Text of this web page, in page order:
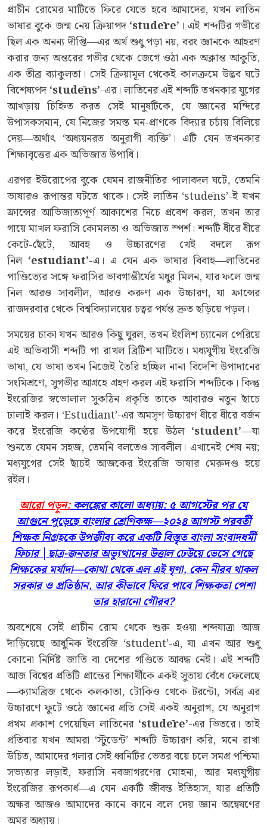
প্রাচীন রোমের মাটিতে ফিরে যেতে হবে আমাদের, যখন লাতিন
ভাষার বুকে জন্ম নেয় ক্রিয়াপদ‘studēre’ । এই শব্দটির গভীরে
ছিল এক অনন্য দীপ্তি—এর অর্থ শুধু পড়া নয়, বরং জ্ঞানকে আহরণ
করার জন্য অন্তরের গভীর থেকে জেগে ওঠা এক অক্লান্ত আকুতি,
এক তীব্র ব্যাকুলতা। সেই ক্রিয়ামূল থেকেই কালক্রমে উদ্ভব ঘটে
বিশেষ্যপদ‘studēns’-এর। লাতিনের এই শব্দটি তখনকার যুগের
আখড়ায় চিহ্নিত করত সেই মানুষটিকে, যে জ্ঞানের মন্দিরে
উপাসকসমান, যে নিজের সমস্ত মন-প্রাণকে বিদ্যার চর্চায় বিলিয়ে
দেয়—অর্থাৎ ‘অধ্যয়নরত অনুরাগী ব্যক্তি’। এটি যেন তখনকার
শিক্ষাবৃত্তের এক অভিজাত উপাধি।
এরপর ইউরোপের বুকে যেমন রাজনীতির পালাবদল ঘটে, তেমনি
ভাষারও রূপান্তর ঘটতে থাকে। সেই লাতিন ‘studēns’-ই যখন
ফ্রান্সের আভিজাত্যপূর্ণ আকাশের নিচে প্রবেশ করল, তখন তার
গায়ে মাখল ফরাসি কোমলতা ও অভিজাত স্পর্শ। শব্দটি ধীরে ধীরে
কেটে-ছেঁটে, আবহ ও উচ্চারণের খেই বদলে রূপ
নিল ‘estudiant’-এ। এ যেন এক ভাষার বিবাহ—লাতিনের
পাণ্ডিত্যের সঙ্গে ফরাসির ভাবগাম্ভীর্যের মধুর মিলন, যার ফলে জন্ম
নিল আরও সাবলীল, আরও করুণ এক উচ্চারণ, যা ফ্রান্সের
রাজদরবার থেকে বিশ্ববিদ্যালয়ের চত্বর পর্যন্ত দ্রুত ছড়িয়ে পড়ল।
সময়ের চাকা যখন আরও কিছু ঘুরল, তখন ইংলিশ চ্যানেল পেরিয়ে
এই অভিবাসী শব্দটি পা রাখল ব্রিটিশ মাটিতে। মধ্যযুগীয় ইংরেজি
ভাষা, যে ভাষা তখন নিজেই তৈরি হচ্ছিল নানা বিদেশি উপাদানের
সংমিশ্রণে, সুগভীর আগ্রহে গ্রহণ করল এই ফরাসি শব্দটিকে। কিন্তু
ইংরেজির স্বভোলাল সুকঠিন প্রকৃতি তাকে আবারও নতুন ছাঁচে
ঢালাই করল। ‘Estudiant’-এর অমসৃণ উচ্চারণ ধীরে ধীরে বর্জন
করে ইংরেজি কণ্ঠের উপযোগী হয়ে উঠল ‘student’—যা
শুনতে যেমন সহজ, তেমনি বলতেও সাবলীল। এখানেই শেষ নয়;
মধ্যযুগের সেই ছাঁচই আজকের ইংরেজি ভাষার মেরুদণ্ড হয়ে
রইল।
আরো পড়ুন:কলঙ্কের কালো অধ্যায়: ৫ আগস্টের পর যে
আগুনে পুড়েছে বাংলার শ্রেণিকক্ষ—২০২৪ আগস্ট পরবর্তী
শিক্ষক নিগ্রহকে উপজীব্য করে একটি বিস্তৃত বাংলা সংবাদধর্মী
ফিচার │ছাত্র-জনতার অভ্যুত্থানের উত্তাল ঢেউয়ে ভেসে গেছে
শিক্ষকের মর্যাদা—কোথা থেকে এল এই ঘৃণা, কেন নীরব থাকল
সরকার ও প্রতিষ্ঠান, আর কীভাবে ফিরে পাবে শিক্ষকতা পেশা
তার হারানো গৌরব?
অবশেষে সেই প্রাচীন রোম থেকে শুরু হওয়া শব্দযাত্রা আজ
দাঁড়িয়েছে আধুনিক ইংরেজি ‘student’-এ, যা এখন আর শুধু
কোনো নির্দিষ্ট জাতি বা দেশের গণ্ডিতে আবদ্ধ নেই। এই শব্দটি
আজ বিশ্বের প্রতিটি প্রান্তের শিক্ষার্থীকে একই সুতায় বেঁধে ফেলেছে
—ক্যামব্রিজ থেকে কলকাতা, টোকিও থেকে টরন্টো, সর্বত্র এর
উচ্চারণে ফুটে ওঠে জ্ঞানের প্রতি সেই একই অনুরাগ, যে অনুরাগ
প্রথম প্রকাশ পেয়েছিল লাতিনের ‘studēre’-এর ভিতরে। তাই
প্রতিবার যখন আমরা ‘স্টুডেন্ট’ শব্দটি উচ্চারণ করি, মনে রাখা
উচিত, আমাদের গলার সেই ধ্বনিটির ভেতর বয়ে চলে সমগ্র পশ্চিমা
সভ্যতার লড়াই, ফরাসি নবজাগরণের মোহনা, আর মধ্যযুগীয়
ইংরেজির রূপকার্ধ—এ যেন একটি জীবন্ত ইতিহাস, যার প্রতিটি
অক্ষর আজও আমাদের কানে কানে বলে দেয় জ্ঞান অন্বেষণের
অমর অধ্যায়।